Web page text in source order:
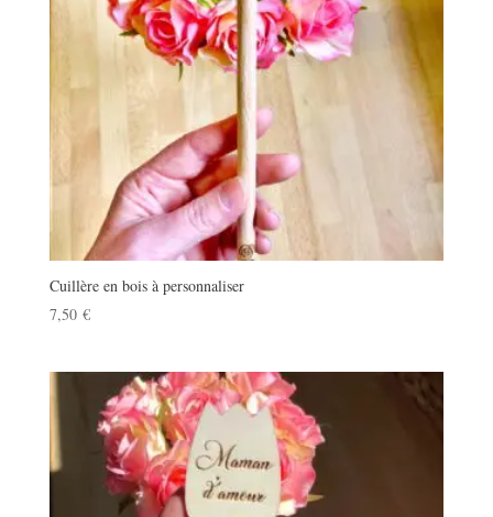
Cuillère en bois à personnaliser
7,50 €